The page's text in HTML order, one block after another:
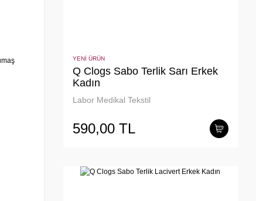
YENİ ÜRÜN
Q Clogs Sabo Terlik Sarı Erkek
Kadın
Labor Medikal Tekstil
590,00 TL